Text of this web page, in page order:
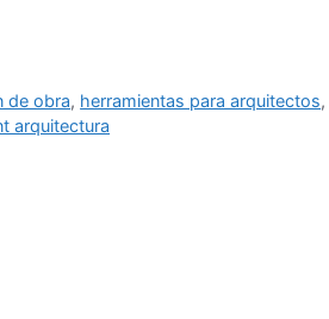
de obra, herramientas para arquitectos,
arquitectura